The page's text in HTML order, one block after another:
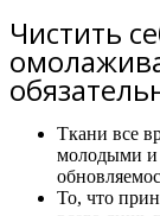
Чистить
Ткани все
молодыми и
То, что